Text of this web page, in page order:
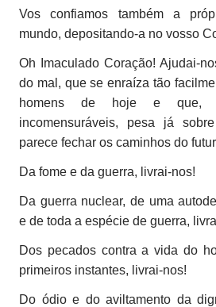
Vos confiamos também a
mundo, depositando-a no vosso
Oh Imaculado Coração! Ajudai-
do mal, que se enraíza tão
homens de hoje e que,
incomensuráveis, pesa já
parece fechar os caminhos do
Da fome e da guerra, livrai-nos!
Da guerra nuclear, de uma
e de toda a espécie de guerra,
Dos pecados contra a vida do
primeiros instantes, livrai-nos!
Do ódio e do aviltamento da